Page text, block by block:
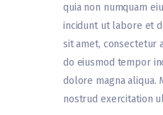
quia non numquam
incidunt ut labore et
sit amet, consectetur
do eiusmod tempor
dolore magna aliqua.
nostrud exercitation